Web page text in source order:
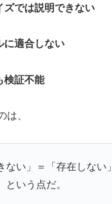
ズでは説明できない
に適合しない
検証不能
は、
ない」＝「存在しない」
という点だ。